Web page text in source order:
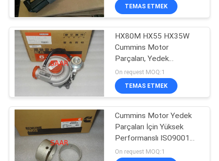
SITE
HARITASI
PRIVACY
POLICY
Yuken Hidrolik
Pompa
Yuken Hidrolik Valf
88
TEMAS ETMEK
HX80M HX55 HX35W
Cummins Motor
Parçaları, Yedek
Cummins Holset Turbo
On request MOQ:1
TEMAS ETMEK
Cummins Motor Yedek
Parçaları İçin Yüksek
Performanslı ISO9001
Onayı
On request MOQ:1